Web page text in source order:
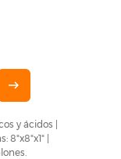
y ácidos |
8"x8"x1" |